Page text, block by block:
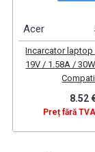
Acer
Incarcator laptop
19V / 1.58A /
8.52
Preț fără